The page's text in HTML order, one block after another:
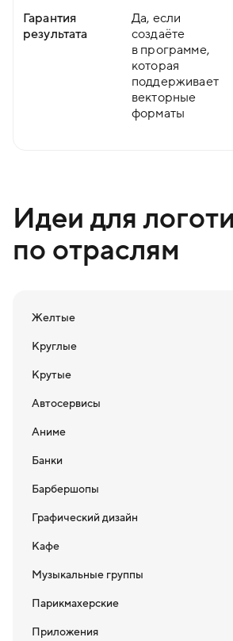
Гарантия
результата
Да, если
создаёте
в программе,
которая
поддерживает
векторные
форматы
Идеи для
по отраслям
Желтые
Круглые
Крутые
Автосервисы
Аниме
Банки
Барбершопы
Графический дизайн
Кафе
Музыкальные группы
Парикмахерские
Приложения